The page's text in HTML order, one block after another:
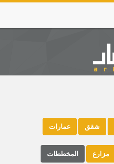
شقق عمارات
مزارع المخططات